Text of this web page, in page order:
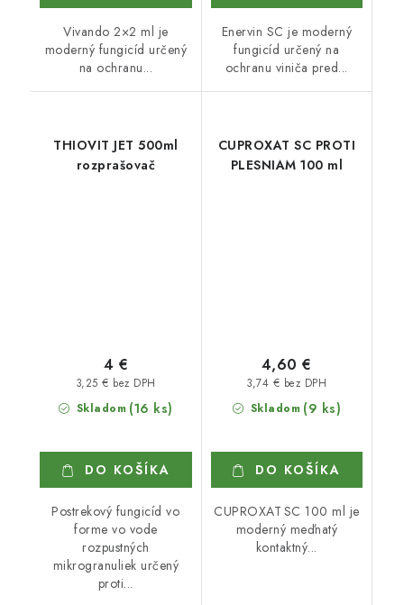
Vivando 2×2 ml je
moderný fungicíd určený
na ochranu...
Enervin SC je moderný
fungicíd určený na
ochranu viniča pred...
THIOVIT JET 500ml
rozprašovač
Skladom (16 ks)
3,25 € bez DPH
4 €
DO KOŠÍKA
Postrekový fungicíd vo
forme vo vode
rozpustných
mikrogranuliek určený
proti...
CUPROXAT SC PROTI
PLESNIAM 100 ml
Skladom (9 ks)
3,74 € bez DPH
4,60 €
DO KOŠÍKA
CUPROXAT SC 100 ml je
moderný meďnatý
kontaktný...